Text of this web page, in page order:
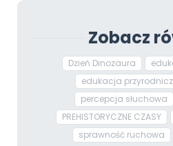
Zobacz
Dzień Dinozaura
edukacja
percepcja słuchowa
PREHISTORYCZNE CZASY
sprawność ruchowa